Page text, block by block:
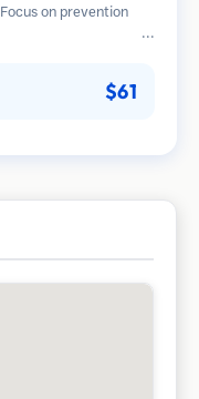
on prevention
$61